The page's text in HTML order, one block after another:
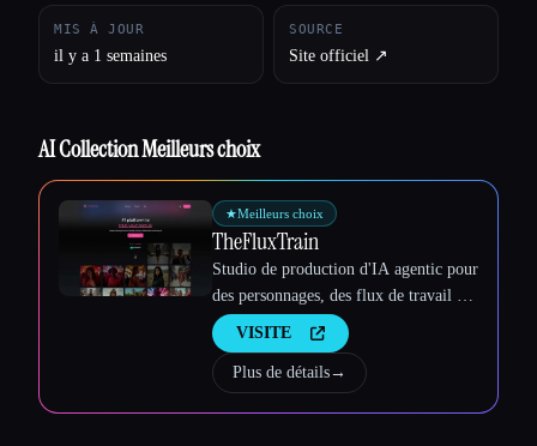
MIS À JOUR
il y a 1 semaines
SOURCE
Site officiel ↗︎
AI Collection Meilleurs choix
★Meilleurs choix
TheFluxTrain
Studio de production d'IA agentic pour
des personnages, des flux de travail et
des vidéos cohérents
VISITE
Plus de détails→